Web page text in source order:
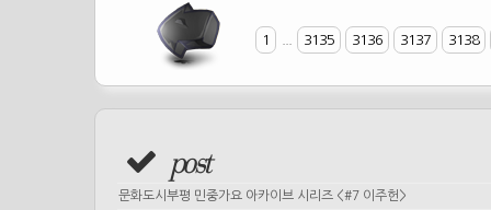
1 3135 3136 3137 3138
post
문화도시부평 민중가요 아카이브 시리즈 <#7 이주헌>